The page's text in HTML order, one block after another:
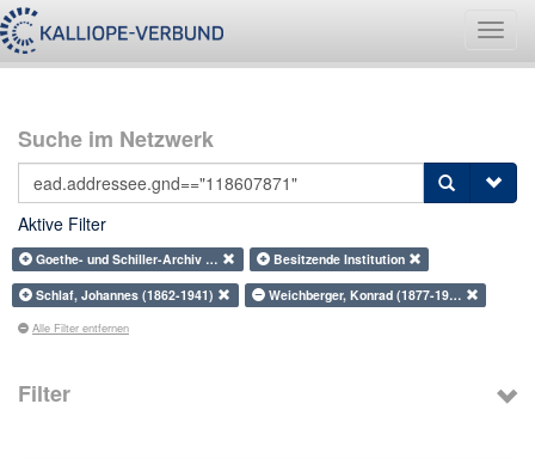
Suche im Netzwerk
Aktive Filter
Goethe- und Schiller-Archiv …
Besitzende Institution
Schlaf, Johannes (1862-1941)
Weichberger, Konrad (1877-19…
Alle Filter entfernen
Filter